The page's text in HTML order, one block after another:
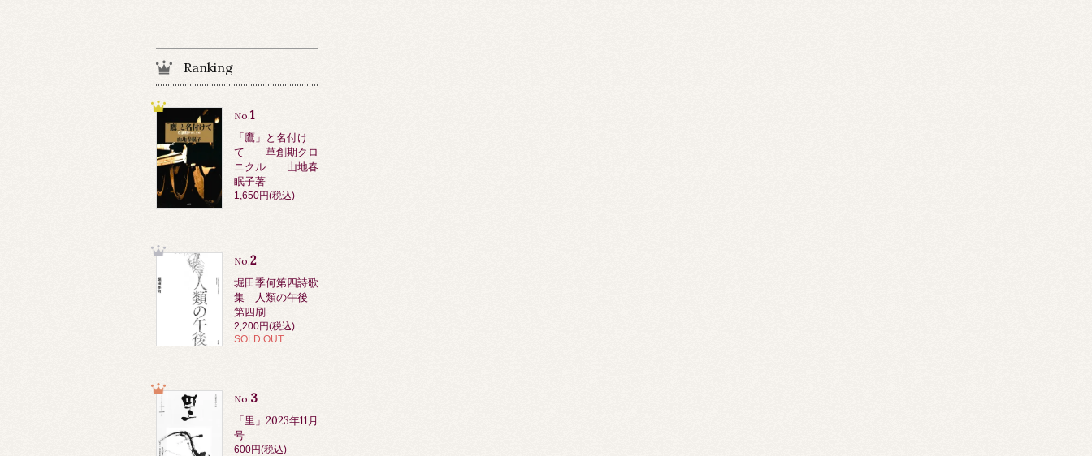
Ranking
No.1
「鷹」と名付け
て 草創期クロ
ニクル 山地春
眠子著
1,650円(税込)
No.2
堀田季何第四詩歌
集 人類の午後
第四刷
2,200円(税込)
SOLD OUT
No.3
「里」2023年11月
号
600円(税込)